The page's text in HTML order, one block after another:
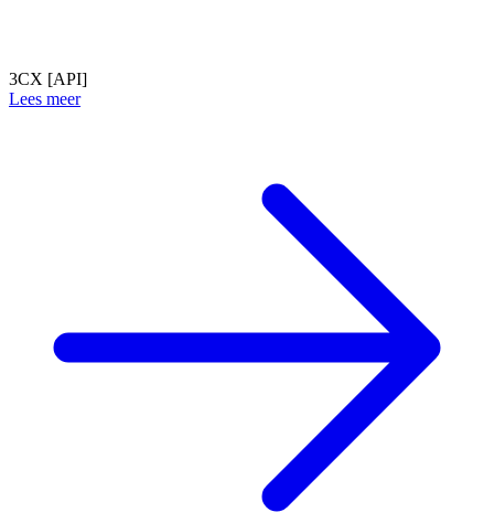
3CX [API]
Lees meer